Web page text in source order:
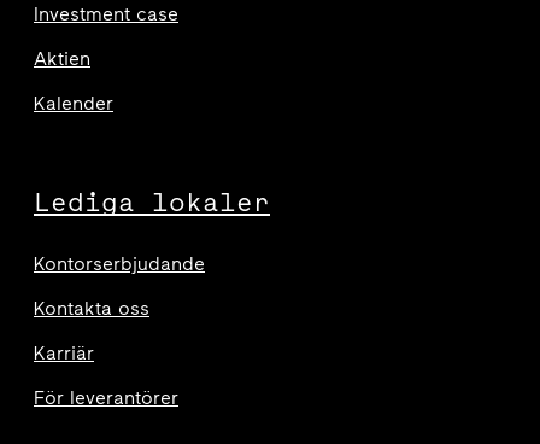
Investment case
Aktien
Kalender
Lediga lokaler
Kontorserbjudande
Kontakta oss
Karriär
För leverantörer